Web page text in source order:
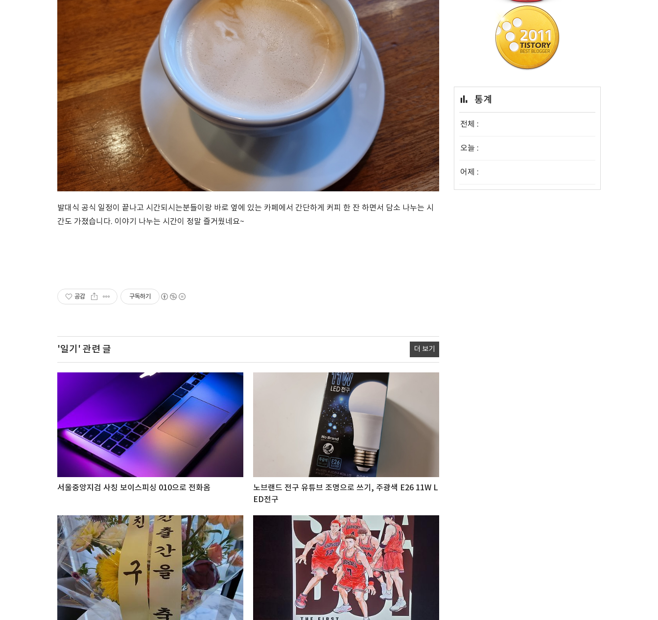
발대식 공식 일정이 끝나고 시간되시는분들이랑 바로 옆에 있는 카페에서 간단하게 커피 한 잔 하면서 담소 나누는 시
간도 가졌습니다. 이야기 나누는 시간이 정말 즐거웠네요~
공감 구독하기
'일기' 관련 글 더 보기
서울중앙지검 사칭 보이스피싱 010으로 전화옴
노브랜드 전구 유튜브 조명으로 쓰기, 주광색 E26 11W L
ED전구
통계
전체 :
오늘 :
어제 :